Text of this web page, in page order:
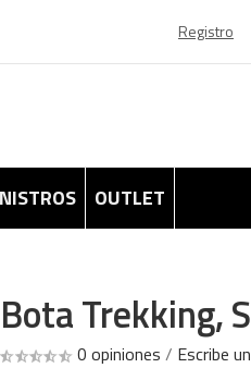
Registro
OUTLET
Bota Trekking,
0 opiniones / Escribe